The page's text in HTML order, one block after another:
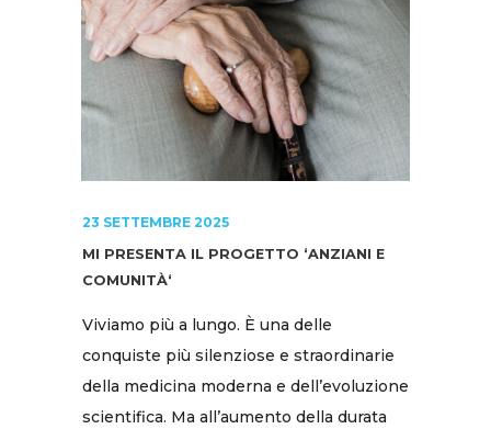
23 SETTEMBRE 2025
MI PRESENTA IL PROGETTO ‘ANZIANI E
COMUNITÀ‘
Viviamo più a lungo. È una delle
conquiste più silenziose e straordinarie
della medicina moderna e dell’evoluzione
scientifica. Ma all’aumento della durata